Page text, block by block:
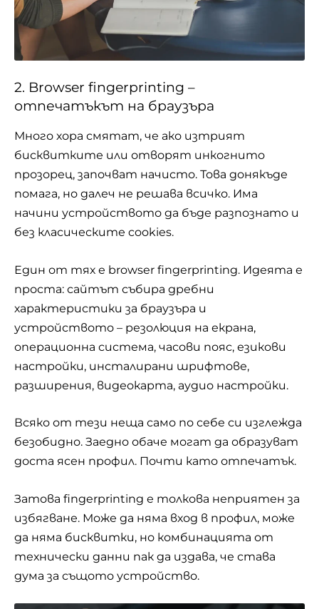
2. Browser fingerprinting –
отпечатъкът на браузъра
Много хора смятат, че ако изтрият
бисквитките или отворят инкогнито
прозорец, започват начисто. Това донякъде
помага, но далеч не решава всичко. Има
начини устройството да бъде разпознато и
без класическите cookies.
Един от тях е browser fingerprinting. Идеята е
проста: сайтът събира дребни
характеристики за браузъра и
устройството – резолюция на екрана,
операционна система, часови пояс, езикови
настройки, инсталирани шрифтове,
разширения, видеокарта, аудио настройки.
Всяко от тези неща само по себе си изглежда
безобидно. Заедно обаче могат да образуват
доста ясен профил. Почти като отпечатък.
Затова fingerprinting е толкова неприятен за
избягване. Може да няма вход в профил, може
да няма бисквитки, но комбинацията от
технически данни пак да издава, че става
дума за същото устройство.